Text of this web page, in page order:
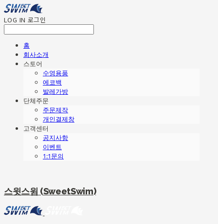
LOG IN 로그인
홈
회사소개
스토어
수영용품
에코백
발레가방
단체주문
주문제작
개인결제창
고객센터
공지사항
이벤트
1:1문의
스윗스윔 (SweetSwim)